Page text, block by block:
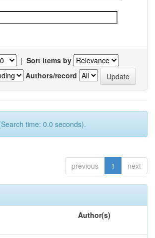
| Sort items by
Authors/record
time: 0.0 seconds).
previous 1 next
Author(s)